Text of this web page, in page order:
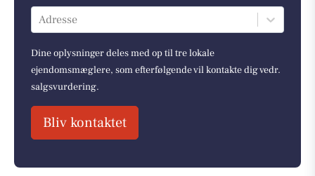
Adresse
Dine oplysninger deles med op til tre lokale
ejendomsmæglere, som efterfølgende vil kontakte dig vedr.
salgsvurdering.
Bliv kontaktet